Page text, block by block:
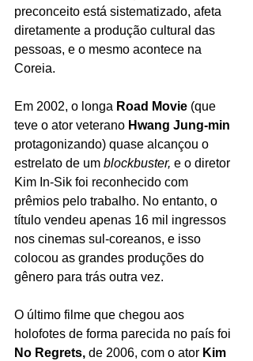
preconceito está sistematizado, afeta
diretamente a produção cultural das
pessoas, e o mesmo acontece na
Coreia.
Em 2002, o longa Road Movie (que
teve o ator veterano Hwang Jung-min
protagonizando) quase alcançou o
estrelato de um blockbuster, e o diretor
Kim In-Sik foi reconhecido com
prêmios pelo trabalho. No entanto, o
título vendeu apenas 16 mil ingressos
nos cinemas sul-coreanos, e isso
colocou as grandes produções do
gênero para trás outra vez.
O último filme que chegou aos
holofotes de forma parecida no país foi
No Regrets, de 2006, com o ator Kim